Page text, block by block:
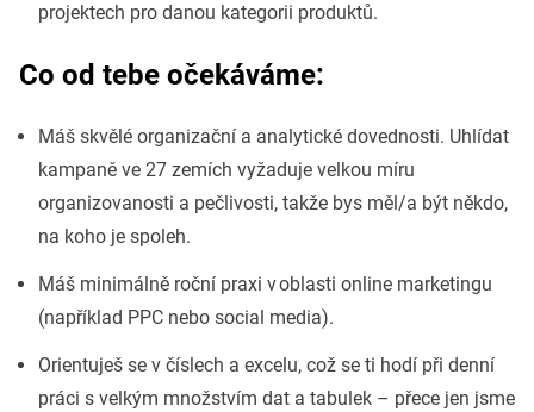
projektech pro danou kategorii produktů.
Co od tebe očekáváme:
Máš skvělé organizační a analytické dovednosti. Uhlídat
kampaně ve 27 zemích vyžaduje velkou míru
organizovanosti a pečlivosti, takže bys měl/a být někdo,
na koho je spoleh.
Máš minimálně roční praxi v oblasti online marketingu
(například PPC nebo social media).
Orientuješ se v číslech a excelu, což se ti hodí při denní
práci s velkým množstvím dat a tabulek – přece jen jsme